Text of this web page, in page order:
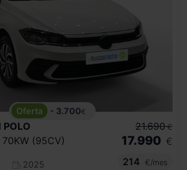
- 3.700€
POLO
70KW (95CV)
2025
21.690 €
17.990 €
214
€/mes